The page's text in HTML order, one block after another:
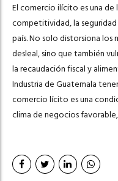
El comercio ilícito es una de
competitividad, la
país. No solo distorsiona
desleal, sino que también
la recaudación fiscal y
Industria de Guatemala
comercio lícito es una
clima de negocios